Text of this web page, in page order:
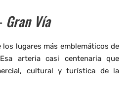
Gran Vía
los lugares más emblemáticos de
arteria casi centenaria que
cultural y turística de la